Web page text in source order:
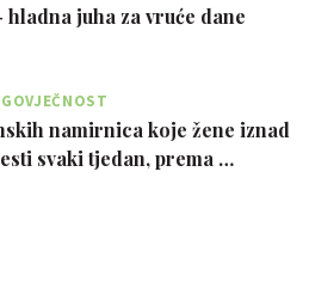
hladna juha za vruće dane
namirnica koje žene iznad
svaki tjedan, prema …